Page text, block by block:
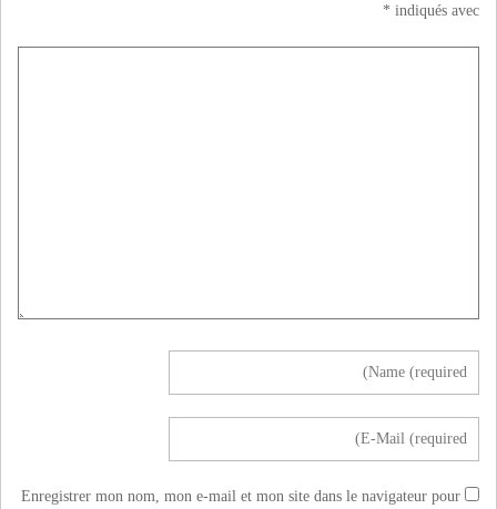
indiqués avec
*
Enregistrer mon nom, mon e-mail et mon site dans le navigateur pour